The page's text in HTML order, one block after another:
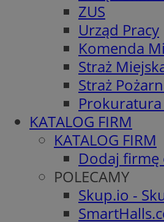
ZUS
Urząd Pracy
Komenda
Straż
Straż
KATALOG FIRM
KATALOG FIRM
Dodaj firmę
POLECAMY
Skup.io -